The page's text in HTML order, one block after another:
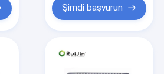
Şimdi başvurun